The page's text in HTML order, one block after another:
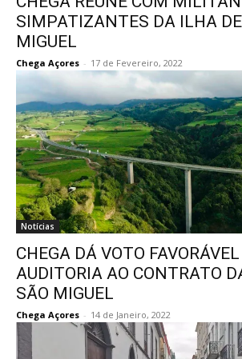
SIMPATIZANTES DA ILHA
MIGUEL
Chega Açores - 17 de Fevereiro, 2022
Notícias
CHEGA DÁ VOTO
AUDITORIA AO CONTRATO
SÃO MIGUEL
Chega Açores - 14 de Janeiro, 2022